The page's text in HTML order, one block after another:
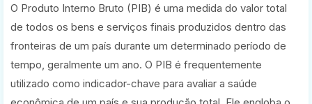
O Produto Interno Bruto (PIB) é uma medida do valor total
de todos os bens e serviços finais produzidos dentro das
fronteiras de um país durante um determinado período de
tempo, geralmente um ano. O PIB é frequentemente
utilizado como indicador-chave para avaliar a saúde